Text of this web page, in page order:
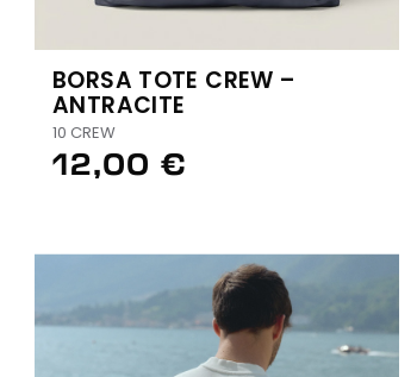
BORSA TOTE CREW –
ANTRACITE
10 CREW
12,00 €